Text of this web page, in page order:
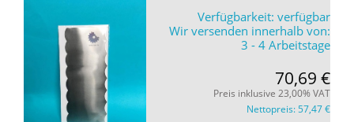
Verfügbarkeit: verfügbar
Wir versenden innerhalb von:
3 - 4 Arbeitstage
70,69 €
Preis inklusive 23,00% VAT
Nettopreis:57,47 €